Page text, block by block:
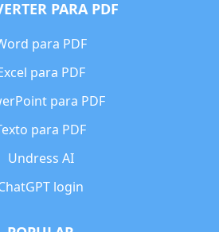
PARA PDF
para PDF
para PDF
para PDF
para PDF
Undress AI
login